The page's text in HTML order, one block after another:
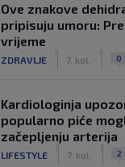
Ove znakove
pripisuju umoru:
vrijeme
ZDRAVLJE 7. kol. 0
Kardiologinja
popularno piće
začepljenju arterija
LIFESTYLE 7. kol. 2